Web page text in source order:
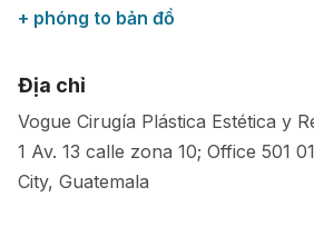
+ phóng to bản đồ
Địa chỉ
Vogue Cirugía Plástica Estética y
1 Av. 13 calle zona 10; Office 501
City, Guatemala